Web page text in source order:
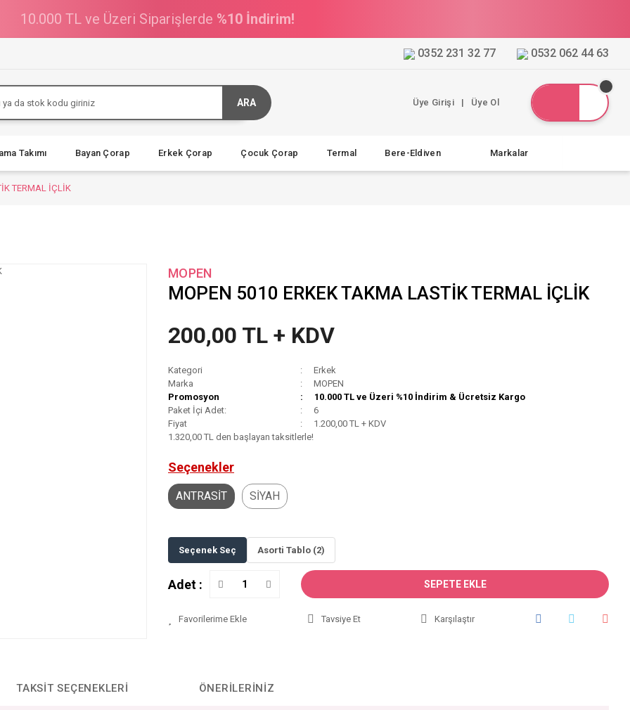
10.000 TL ve Üzeri Siparişlerde %10 İndirim!
0352 231 32 77 0532 062 44 63
ARA Üye Girişi | Üye Ol
Takımı Bayan Çorap Erkek Çorap Çocuk Çorap Termal Bere-Eldiven Markalar
TERMAL İÇLİK
MOPEN
MOPEN 5010 ERKEK TAKMA LASTİK TERMAL İÇLİK
200,00 TL + KDV
Kategori
Erkek
Marka
MOPEN
Promosyon
10.000 TL ve Üzeri %10 İndirim & Ücretsiz Kargo
Paket İçi Adet:
6
Fiyat
1.200,00 TL + KDV
1.320,00 TL den başlayan taksitlerle!
Seçenekler
ANTRASİT SİYAH
Seçenek Seç Asorti Tablo (2)
Adet : SEPETE EKLE
Tavsiye Et Karşılaştır
TAKSIT SEÇENEKLERI ÖNERILERINIZ